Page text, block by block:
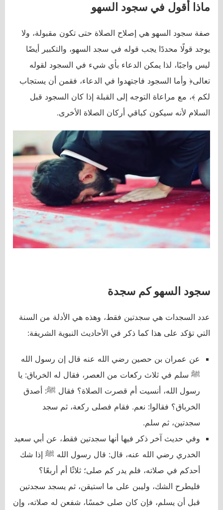
ماذا أقول في سجود السهو
صفة سجود السهو هي إصلاح الصلاة حتى تكون مقبولة، ولا
يوجد قولًا محددًا يجب قوله في سجد السهو، والتكبير أيضًا
ليس واجبًا، لذا يمكن الدعاء بأي شيء في السجود لقوله
تعالى﴿ وأما السجود فاجتهدوا في الدعاء، فقمن أن يستجاب
لكم ﴾، مع مراعاة التوجه إلى القبلة إذا كان السجود قبل
السلام لأنه سيكون كباقي أركان الصلاة الأخرى.
سجود السهو كم سجدة
عدد السجدات هي سجدتين فقط، وهذه هي الأدلة من السنة
التي تؤكد على هذا كما ذكر في الأحاديث النبوية الشريفة:
عن عمران بن حصين رضي الله عنه قال إن رسول الله
ﷺ سلم في ثلاث ركعات من العصر، فقال له الخرباق: يا
رسول الله، أنسيت أم قصرت الصلاة؟ فقال ﷺ: أصدق
الخرباق؟ فقالوا: نعم. فقام فصلى ركعة، ثم سجد
سجدتين، ثم سلم.
وفي حديث آخر ذكر فيها أنها سجدتين فقط، عن أبي سعيد
الخدري رضي الله عنه، قال: قال رسول الله ﷺ إذا شك
أحدكم في صلاته، فلم يدر كم صلى؛ ثلاثًا أم أربعًا؟
فليطرح الشك، وليبن على ما استيقن، ثم يسجد سجدتين
قبل أن يسلم، فإن كان صلى خمسًا، شفعن له صلاته، وإن